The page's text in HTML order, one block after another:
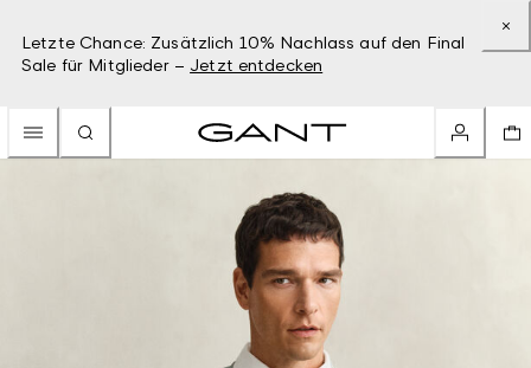
Letzte Chance: Zusätzlich 10% Nachlass auf den Final
Sale für Mitglieder – Jetzt entdecken